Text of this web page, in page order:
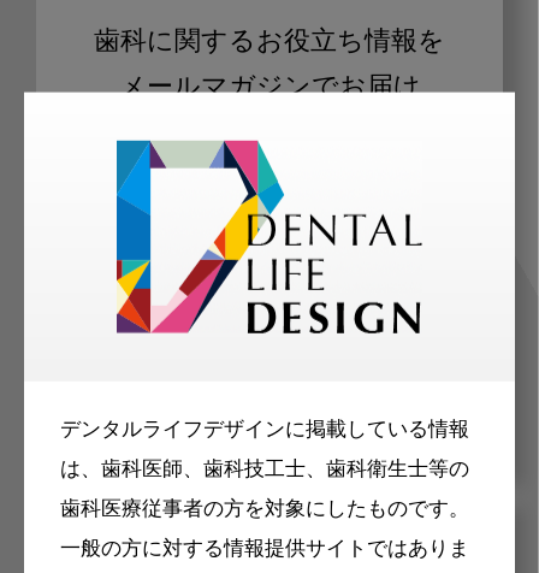
デンタルライフデザインに掲載している情報
は、歯科医師、歯科技工士、歯科衛生士等の
歯科医療従事者の方を対象にしたものです。
一般の方に対する情報提供サイトではありま
歯科に関するお役立ち情報を
メールマガジンでお届け
ご登録いただいた職種（歯科医師、歯
科衛生士、歯科技工士）に合わせた内
容のメールマガジンをお届けします。
メリット